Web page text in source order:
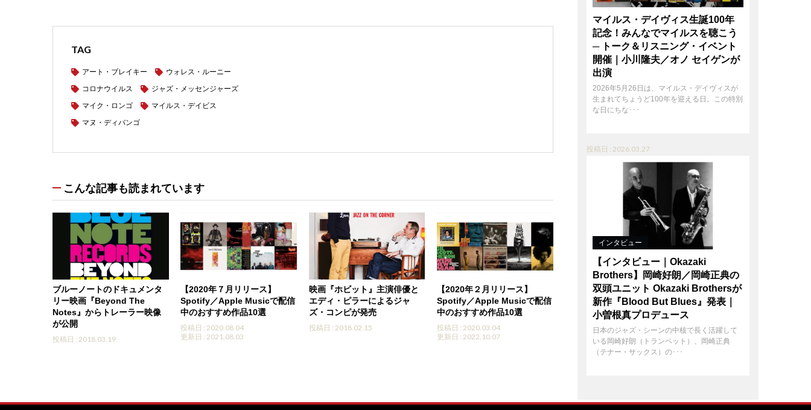
TAG
アート・ブレイキー
ウォレス・ルーニー
コロナウイルス
ジャズ・メッセンジャーズ
マイク・ロンゴ
マイルス・デイビス
マヌ・ディバンゴ
こんな記事も読まれています
ブルーノートのドキュメンタ
リー映画『Beyond The
Notes』からトレーラー映像
が公開
投稿日 : 2018.03.19
【2020年７月リリース】
Spotify／Apple Musicで配信
中のおすすめ作品10選
投稿日 : 2020.08.04
更新日 : 2021.08.03
映画『ホビット』主演俳優と
エディ・ピラーによるジャ
ズ・コンピが発売
投稿日 : 2018.02.15
【2020年２月リリース】
Spotify／Apple Musicで配信
中のおすすめ作品10選
投稿日 : 2020.03.04
更新日 : 2022.10.07
マイルス・デイヴィス生誕100年
記念！みんなでマイルスを聴こう
─ トーク＆リスニング・イベント
開催｜小川隆夫／オノ セイゲンが
出演
2026年5月26日は、マイルス・デイヴィスが
生まれてちょうど100年を迎える日。この特別
な日にちな･･･
投稿日 : 2026.03.27
インタビュー
【インタビュー｜Okazaki
Brothers】岡崎好朗／岡崎正典の
双頭ユニット Okazaki Brothersが
新作『Blood But Blues』発表｜
小曽根真プロデュース
日本のジャズ・シーンの中核で長く活躍して
いる岡崎好朗（トランペット）、岡崎正典
（テナー・サックス）の･･･